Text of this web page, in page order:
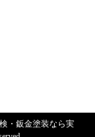
・鈑金塗装なら実